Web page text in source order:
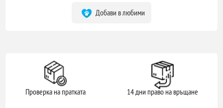
Добави в любими
Проверка на пратката 14 дни право на връщане